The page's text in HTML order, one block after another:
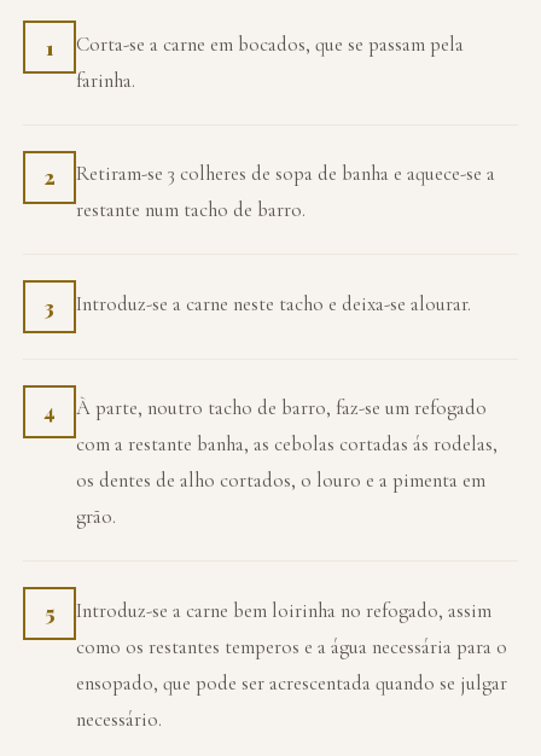
1
Corta-se a carne em bocados, que se passam pela
farinha.
2
Retiram-se 3 colheres de sopa de banha e aquece-se a
restante num tacho de barro.
3 Introduz-se a carne neste tacho e deixa-se alourar.
4
À parte, noutro tacho de barro, faz-se um refogado
com a restante banha, as cebolas cortadas ás rodelas,
os dentes de alho cortados, o louro e a pimenta em
grão.
5
Introduz-se a carne bem loirinha no refogado, assim
como os restantes temperos e a água necessária para o
ensopado, que pode ser acrescentada quando se julgar
necessário.